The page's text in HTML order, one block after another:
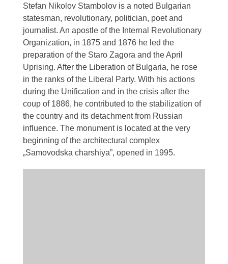
Stefan Nikolov Stambolov is a noted Bulgarian
statesman, revolutionary, politician, poet and
journalist. An apostle of the Internal Revolutionary
Organization, in 1875 and 1876 he led the
preparation of the Staro Zagora and the April
Uprising. After the Liberation of Bulgaria, he rose
in the ranks of the Liberal Party. With his actions
during the Unification and in the crisis after the
coup of 1886, he contributed to the stabilization of
the country and its detachment from Russian
influence. The monument is located at the very
beginning of the architectural complex
„Samovodska charshiya”, opened in 1995.